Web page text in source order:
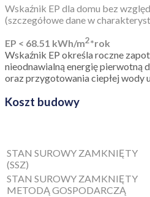
Wskaźnik EP dla domu bez
(szczegółowe dane w
EP < 68.51 kWh/m2*rok
Wskaźnik EP określa roczne
nieodnawialną energię pierwotną
oraz przygotowania ciepłej wody
Koszt budowy
STAN SUROWY ZAMKNIĘTY
(SSZ)
STAN SUROWY ZAMKNIĘTY
METODĄ GOSPODARCZĄ